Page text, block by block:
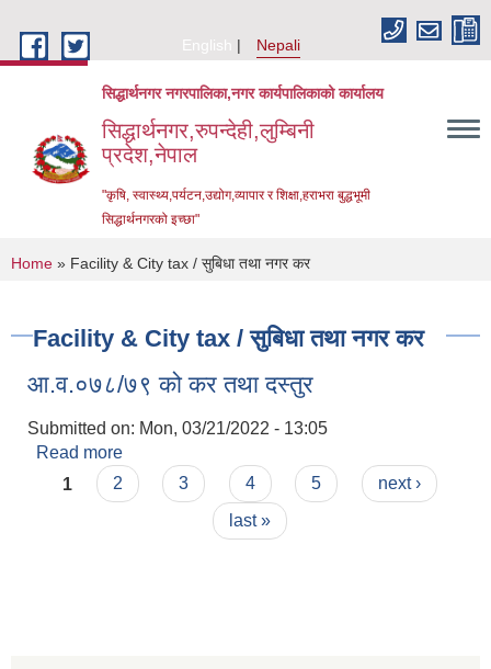
English
Nepali
सिद्धार्थनगर नगरपालिका,नगर कार्यपालिकाको कार्यालय
सिद्धार्थनगर,रुपन्देही,लुम्बिनी
प्रदेश,नेपाल
"कृषि, स्वास्थ्य,पर्यटन,उद्योग,व्यापार र शिक्षा,हराभरा बुद्धभूमी
सिद्धार्थनगरको इच्छा"
You are here
Home » Facility & City tax / सुबिधा तथा नगर कर
Facility & City tax / सुबिधा तथा नगर कर
आ.व.०७८/७९ को कर तथा दस्तुर
Submitted on: Mon, 03/21/2022 - 13:05
Read more
Pages
1 2 3 4 5
next ›
last »